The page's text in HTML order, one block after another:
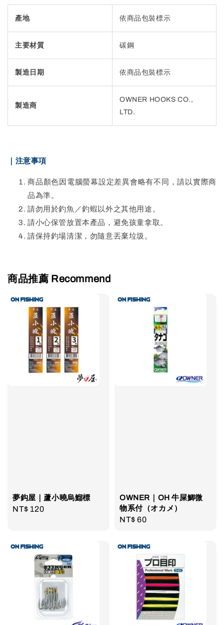
產地 依商品包裝標示
主要材質 碳鋼
製造日期 依商品包裝標示
製造商
OWNER HOOKS CO.,
LTD.
｜注意事項
商品顏色因電腦螢幕設定差異會略有不同，請以實際商
品為準。
請勿用於釣魚／釣蝦以外之其他用途。
請小心保管放置本產品，避免孩童拿取。
請保持釣場清潔，勿隨意丟棄垃圾。
商品推薦 Recommend
夢鈎屋｜蘆小曉烏鰡標
Regular
NT$ 120
OWNER｜OH 牛屎鯽微
物系付（オカメ）
Regular
NT$ 60